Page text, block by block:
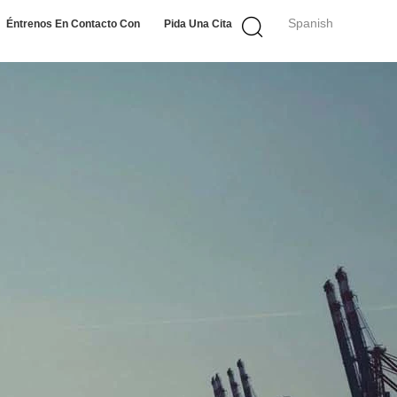
Spanish
Éntrenos En Contacto Con Pida Una Cita